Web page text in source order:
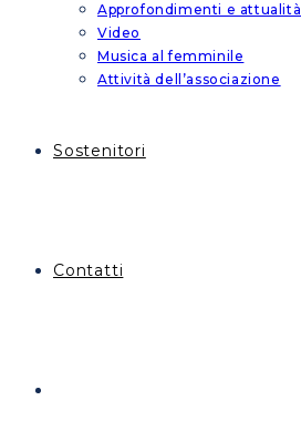
Approfondimenti e attualità
Video
Musica al femminile
Attività dell’associazione
Sostenitori
Contatti